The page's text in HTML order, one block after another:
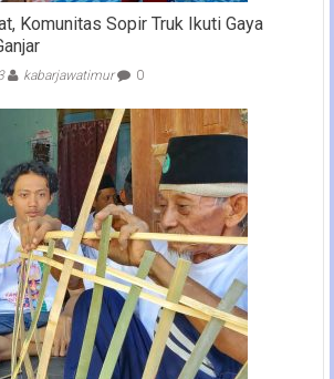
Komunitas Sopir Truk Ikuti Gaya
kabarjawatimur 0